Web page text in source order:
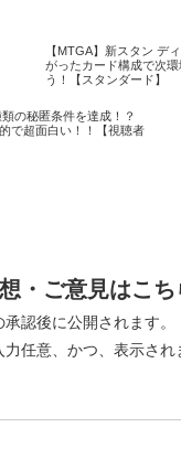
【MTGA】新スタン デ
がったカード構成で次
う！【スタンダード】
の秘匿条件を達成！？
で超面白い！！【視聴者
・ご意見はこち
認後に公開されます。
力任意、かつ、表示され